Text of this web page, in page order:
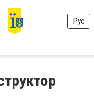
Рус